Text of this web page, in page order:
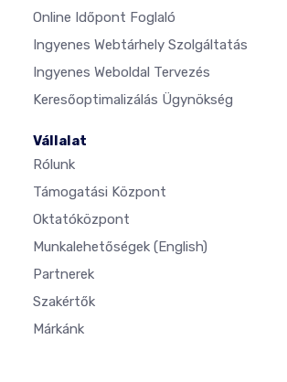
Online Időpont Foglaló
Ingyenes Webtárhely Szolgáltatás
Ingyenes Weboldal Tervezés
Keresőoptimalizálás Ügynökség
Vállalat
Rólunk
Támogatási Központ
Oktatóközpont
Munkalehetőségek (English)
Partnerek
Szakértők
Márkánk